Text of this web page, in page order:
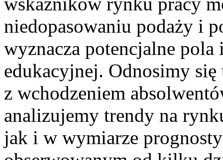
niedopasowaniu podaży i
wyznacza potencjalne
edukacyjnej. Odnosimy
z wchodzeniem
analizujemy trendy na
jak i w wymiarze